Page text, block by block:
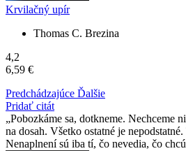
Krvilačný upír
Thomas C. Brezina
4,2
6,59 €
Predchádzajúce Ďalšie
Pridať citát
Pobozkáme sa, dotkneme. Nechceme
na dosah. Všetko ostatné je
Nenaplnení sú iba tí, čo nevedia, čo